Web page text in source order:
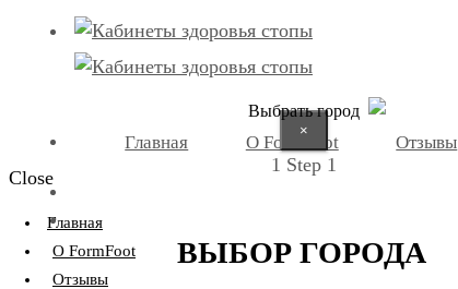
Выбрать город
×
1 Step 1
ВЫБОР ГОРОДА
Главная О FormFoot Отзывы
Close
Главная
О FormFoot
Отзывы